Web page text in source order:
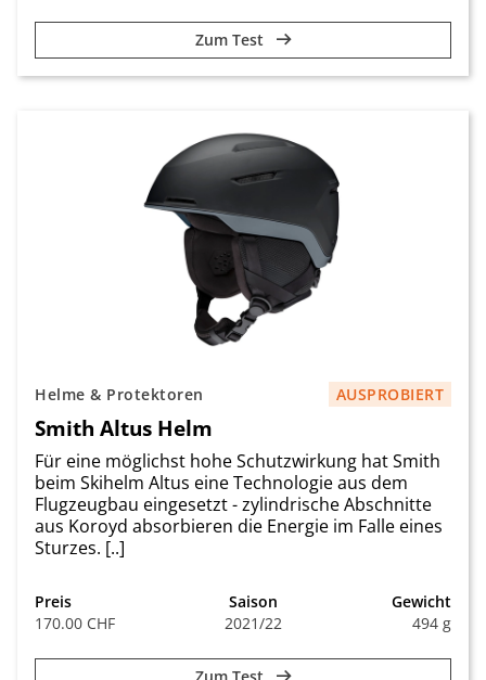
Zum Test
Helme & Protektoren AUSPROBIERT
Smith Altus Helm
Für eine möglichst hohe Schutzwirkung hat Smith
beim Skihelm Altus eine Technologie aus dem
Flugzeugbau eingesetzt - zylindrische Abschnitte
aus Koroyd absorbieren die Energie im Falle eines
Sturzes. [..]
Preis
170.00 CHF
Saison
2021/22
Gewicht
494 g